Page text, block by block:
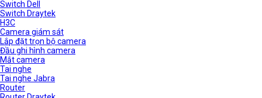
Switch Dell
Switch Draytek
H3C
Camera giám sát
Lắp đặt trọn bộ camera
Đầu ghi hình camera
Mắt camera
Tai nghe
Tai nghe Jabra
Router